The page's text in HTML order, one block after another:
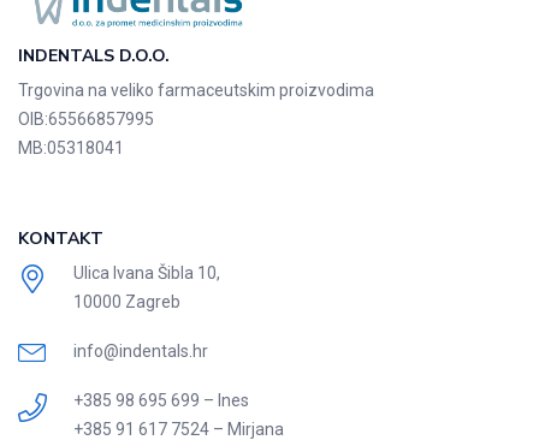
INDENTALS D.O.O.
Trgovina na veliko farmaceutskim proizvodima
OIB:65566857995
MB:05318041
KONTAKT
Ulica Ivana Šibla 10,
10000 Zagreb
info@indentals.hr
+385 98 695 699 – Ines
+385 91 617 7524 – Mirjana